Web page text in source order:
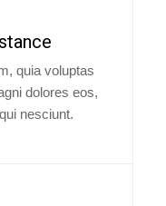
quia voluptas
dolores eos,
nesciunt.